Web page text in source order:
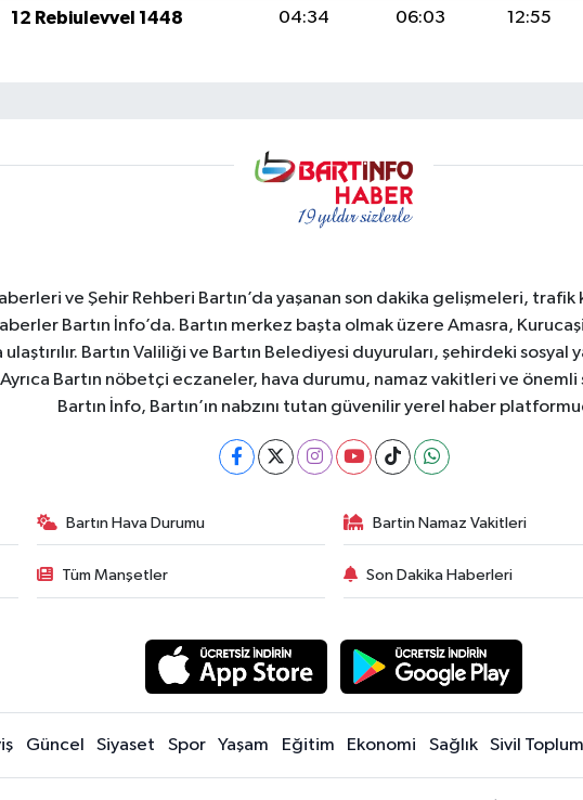
12 Rebiulevvel 1448 04:34 06:03 12:55
ve Şehir Rehberi Bartın’da yaşanan son dakika gelişmeleri,
Bartın İnfo’da. Bartın merkez başta olmak üzere Amasra,
Bartın Valiliği ve Bartın Belediyesi duyuruları, şehirdeki
Ayrıca Bartın nöbetçi eczaneler, hava durumu, namaz vakitleri ve
Bartın İnfo, Bartın’ın nabzını tutan güvenilir yerel haber
Bartın Hava Durumu Bartin Namaz Vakitleri
Tüm Manşetler Son Dakika Haberleri
Güncel Siyaset Spor Yaşam Eğitim Ekonomi Sağlık Sivil Toplum